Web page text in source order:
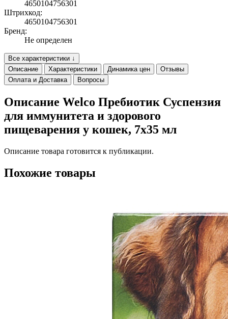
4650104756301
Штрихкод:
4650104756301
Бренд:
Не определен
Все характеристики ↓
Описание
Характеристики Динамика цен
Отзывы
Оплата и Доставка
Вопросы
Описание Welco Пребиотик Суспензия
для иммунитета и здорового
пищеварения у кошек, 7х35 мл
Описание товара готовится к публикации.
Похожие товары